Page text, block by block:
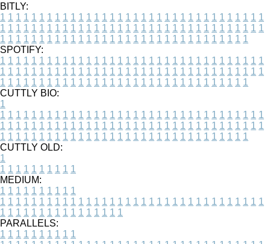
BITLY:
1 1 1 1 1 1 1 1 1 1 1 1 1 1 1 1 1 1 1 1 1 1 1 1 1 1 1 1 1 1 1 1 1 1
1 1 1 1 1 1 1 1 1 1 1 1 1 1 1 1 1 1 1 1 1 1 1 1 1 1 1 1 1 1 1 1 1 1
1 1 1 1 1 1 1 1 1 1 1 1 1 1 1 1 1 1 1 1 1 1 1 1 1 1 1 1 1 1 1 1
SPOTIFY:
1 1 1 1 1 1 1 1 1 1 1 1 1 1 1 1 1 1 1 1 1 1 1 1 1 1 1 1 1 1 1 1 1 1
1 1 1 1 1 1 1 1 1 1 1 1 1 1 1 1 1 1 1 1 1 1 1 1 1 1 1 1 1 1 1 1 1 1
1 1 1 1 1 1 1 1 1 1 1 1 1 1 1 1 1 1 1 1 1 1 1 1 1 1 1 1 1 1 1 1
CUTTLY BIO:
1
1 1 1 1 1 1 1 1 1 1 1 1 1 1 1 1 1 1 1 1 1 1 1 1 1 1 1 1 1 1 1 1 1 1
1 1 1 1 1 1 1 1 1 1 1 1 1 1 1 1 1 1 1 1 1 1 1 1 1 1 1 1 1 1 1 1 1 1
1 1 1 1 1 1 1 1 1 1 1 1 1 1 1 1 1 1 1 1 1 1 1 1 1 1 1 1 1 1 1 1
CUTTLY OLD:
1
1 1 1 1 1 1 1 1 1 1
MEDIUM:
1 1 1 1 1 1 1 1 1 1
1 1 1 1 1 1 1 1 1 1 1 1 1 1 1 1 1 1 1 1 1 1 1 1 1 1 1 1 1 1 1 1 1 1
1 1 1 1 1 1 1 1 1 1 1 1 1 1 1 1
PARALLELS:
1 1 1 1 1 1 1 1 1 1